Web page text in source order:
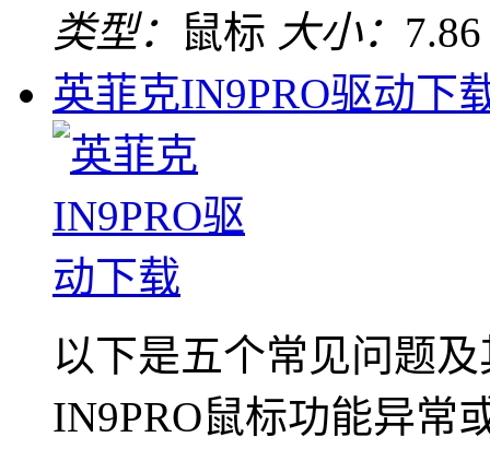
类型： 鼠标 大小：
英菲克IN9PRO驱动下
以下是五个常见问题
IN9PRO鼠标功能异常